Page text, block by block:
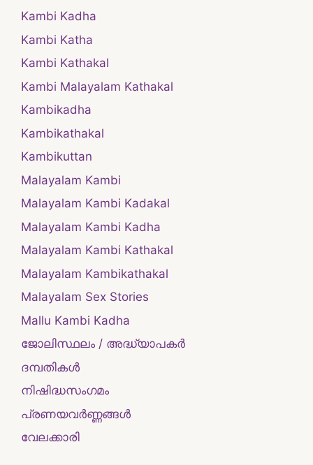
Kambi Kadha
Kambi Katha
Kambi Kathakal
Kambi Malayalam Kathakal
Kambikadha
Kambikathakal
Kambikuttan
Malayalam Kambi
Malayalam Kambi Kadakal
Malayalam Kambi Kadha
Malayalam Kambi Kathakal
Malayalam Kambikathakal
Malayalam Sex Stories
Mallu Kambi Kadha
ജോലിസ്ഥലം / അദ്ധ്യാപകർ
ദമ്പതികള്‍
നിഷിദ്ധസംഗമം
പ്രണയവർണ്ണങ്ങൾ
വേലക്കാരി